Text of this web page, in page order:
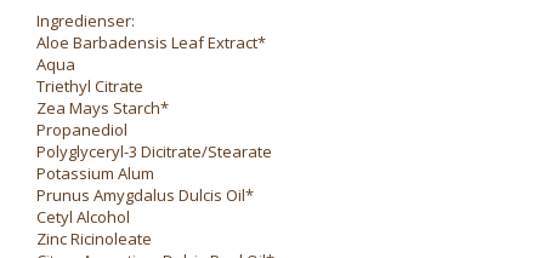
Ingredienser:
Aloe Barbadensis Leaf Extract*
Aqua
Triethyl Citrate
Zea Mays Starch*
Propanediol
Polyglyceryl-3 Dicitrate/Stearate
Potassium Alum
Prunus Amygdalus Dulcis Oil*
Cetyl Alcohol
Zinc Ricinoleate